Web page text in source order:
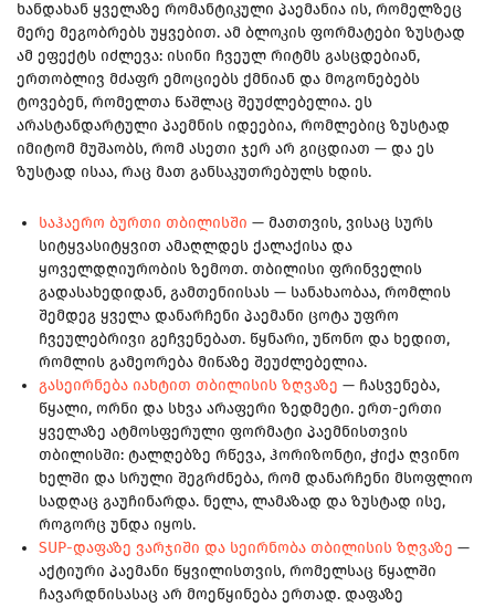
ხანდახან ყველაზე რომანტიკული პაემანია ის, რომელზეც
მერე მეგობრებს უყვებით. ამ ბლოკის ფორმატები ზუსტად
ამ ეფექტს იძლევა: ისინი ჩვეულ რიტმს გასცდებიან,
ერთობლივ მძაფრ ემოციებს ქმნიან და მოგონებებს
ტოვებენ, რომელთა წაშლაც შეუძლებელია. ეს
არასტანდარტული პაემნის იდეებია, რომლებიც ზუსტად
იმიტომ მუშაობს, რომ ასეთი ჯერ არ გიცდიათ — და ეს
ზუსტად ისაა, რაც მათ განსაკუთრებულს ხდის.
საჰაერო ბურთი თბილისში — მათთვის, ვისაც სურს
სიტყვასიტყვით ამაღლდეს ქალაქისა და
ყოველდღიურობის ზემოთ. თბილისი ფრინველის
გადასახედიდან, გამთენიისას — სანახაობაა, რომლის
შემდეგ ყველა დანარჩენი პაემანი ცოტა უფრო
ჩვეულებრივი გეჩვენებათ. წყნარი, უწონო და ხედით,
რომლის გამეორება მიწაზე შეუძლებელია.
გასეირნება იახტით თბილისის ზღვაზე — ჩასვენება,
წყალი, ორნი და სხვა არაფერი ზედმეტი. ერთ-ერთი
ყველაზე ატმოსფერული ფორმატი პაემნისთვის
თბილისში: ტალღებზე რწევა, ჰორიზონტი, ჭიქა ღვინო
ხელში და სრული შეგრძნება, რომ დანარჩენი მსოფლიო
სადღაც გაუჩინარდა. ნელა, ლამაზად და ზუსტად ისე,
როგორც უნდა იყოს.
SUP-დაფაზე ვარჯიში და სეირნობა თბილისის ზღვაზე —
აქტიური პაემანი წყვილისთვის, რომელსაც წყალში
ჩავარდნისასაც არ მოეწყინება ერთად. დაფაზე